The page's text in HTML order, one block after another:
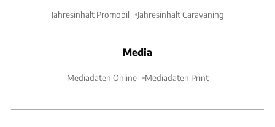
Jahresinhalt Promobil Jahresinhalt Caravaning
Media
Mediadaten Online Mediadaten Print